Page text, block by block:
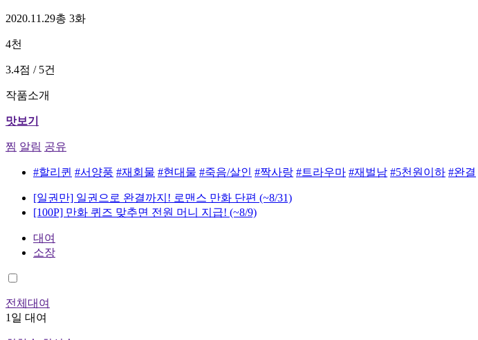
2020.11.29총 3화
4천
3.4점 / 5건
작품소개
맛보기
찜 알림 공유
#할리퀸 #서양풍 #재회물 #현대물 #죽음/살인 #짝사랑 #트라우마 #재벌남 #5천원이하 #완결
[일권만] 일권으로 완결까지! 로맨스 만화 단편 (~8/31)
[100P] 만화 퀴즈 맞추면 전원 머니 지급! (~8/9)
대여
소장
전체대여
1일 대여